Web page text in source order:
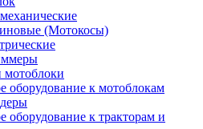
(Мотокосы)
мотоблоки
оборудование к мотоблокам
оборудование к тракторам и